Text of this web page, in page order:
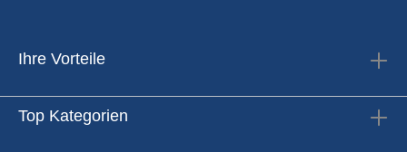
Ihre Vorteile
Top Kategorien